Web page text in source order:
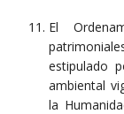
El
estipulado
ambiental
la